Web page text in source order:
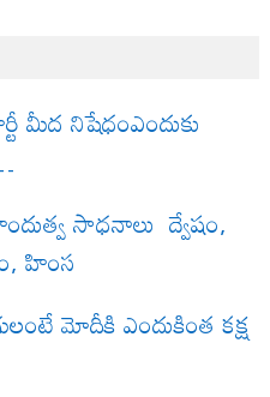
మీద నిషేధంఎందుకు
సాధనాలు ద్వేషం,
హింస
మోదీకి ఎందుకింత కక్ష